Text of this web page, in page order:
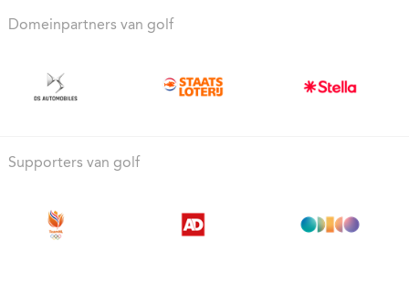
Domeinpartners van golf
Supporters van golf